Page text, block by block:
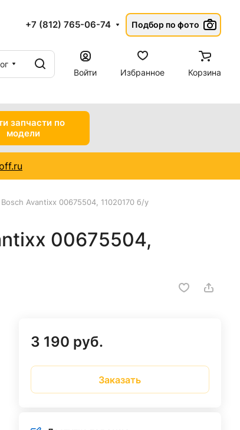
+7 (812) 765-06-74 Подбор по фото
Войти
Избранное Корзина
запчасти по
модели
Avantixx 00675504, 11020170 б/у
00675504,
3 190 руб.
Заказать